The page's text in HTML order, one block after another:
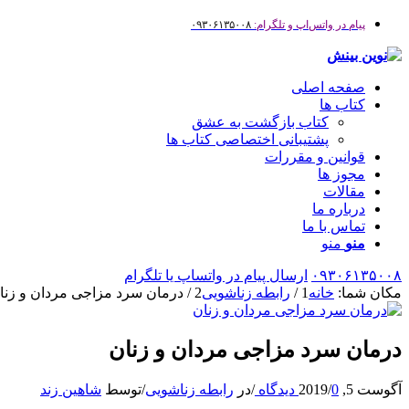
پیام در واتس‌اپ و تلگرام: ۰۹۳۰۶۱۳۵۰۰۸
صفحه اصلی
کتاب ها
کتاب بازگشت به عشق
پشتیبانی اختصاصی کتاب ها
قوانین و مقررات
مجوز ها
مقالات
درباره ما
تماس با ما
منو منو
۰۹۳۰۶۱۳۵۰۰۸
ارسال پیام در واتساپ یا تلگرام
مکان شما: خانه 1
/ رابطه زناشویی2
/ درمان سرد مزاجی مردان و
درمان سرد مزاجی مردان و زنان
آگوست 5, 2019 /0 دیدگاه /در رابطه زناشویی/توسط شاهین زند